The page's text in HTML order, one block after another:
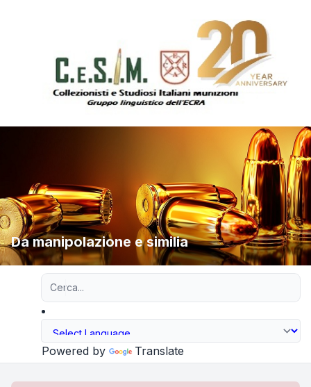
Da manipolazione e similia
Powered by Translate